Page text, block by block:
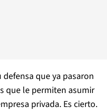
que ya pasaron
que le permiten asumir
privada. Es cierto.